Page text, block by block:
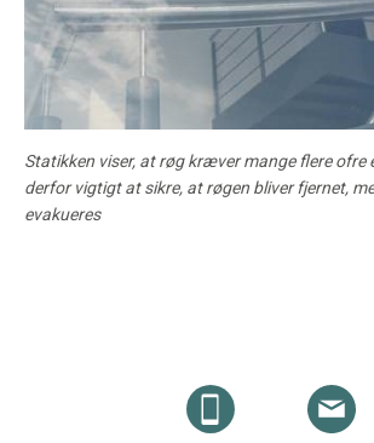
Statikken viser, at røg kræver mange flere ofre
derfor vigtigt at sikre, at røgen bliver fjernet,
evakueres